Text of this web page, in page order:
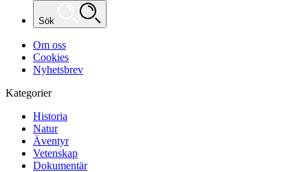
Sök
Om oss
Cookies
Nyhetsbrev
Kategorier
Historia
Natur
Äventyr
Vetenskap
Dokumentär